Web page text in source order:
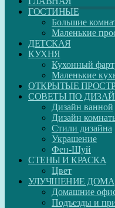
ГОСТИНЫЕ
Большие
Маленькие
ДЕТСКАЯ
КУХНЯ
Кухонный
Маленькие
ОТКРЫТЫЕ
СОВЕТЫ ПО
Дизайн ванной
Дизайн
Стили дизайна
Украшение
Фен-Шуй
СТЕНЫ И КРАСКА
Цвет
УЛУЧШЕНИЕ ДОМА
Домашние
Подъезды и